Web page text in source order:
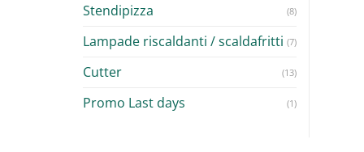
Stendipizza (8)
Lampade riscaldanti / scaldafritti (7)
Cutter (13)
Promo Last days (1)